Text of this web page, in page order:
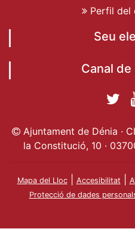
Perfil del
Seu
Canal
Ajuntament de Dénia ·
la Constitució, 10 ·
Mapa del Lloc| Accesibilitat
Protecció de dades